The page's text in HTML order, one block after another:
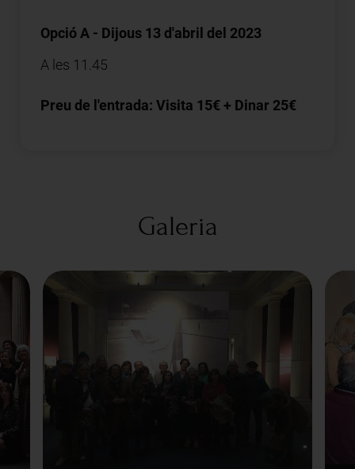
Opció A - Dijous 13 d'abril del 2023
A les 11.45
Preu de l'entrada: Visita 15€ + Dinar 25€
Galeria